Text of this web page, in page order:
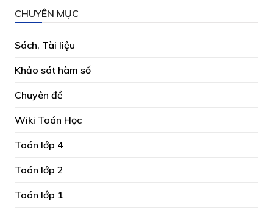
CHUYÊN MỤC
Sách, Tài liệu
Khảo sát hàm số
Chuyên đề
Wiki Toán Học
Toán lớp 4
Toán lớp 2
Toán lớp 1